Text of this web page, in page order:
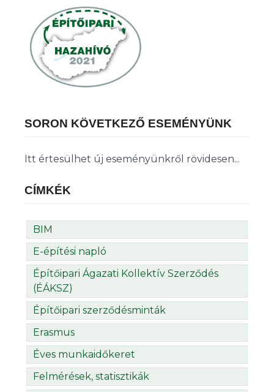
SORON KÖVETKEZŐ ESEMÉNYÜNK
Itt értesülhet új eseményünkről rövidesen...
CÍMKÉK
BIM
E-építési napló
Építőipari Ágazati Kollektív Szerződés
(ÉÁKSZ)
Építőipari szerződésminták
Erasmus
Éves munkaidőkeret
Felmérések, statisztikák